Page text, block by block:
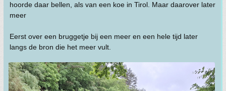
hoorde daar bellen, als van een koe in Tirol. Maar daarover later
meer
Eerst over een bruggetje bij een meer en een hele tijd later
langs de bron die het meer vult.